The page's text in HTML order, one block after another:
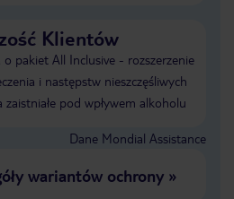
Klientów
o pakiet All Inclusive - rozszerzenie
i następstw nieszczęśliwych
pod wpływem alkoholu
Dane Mondial Assistance
wariantów ochrony»